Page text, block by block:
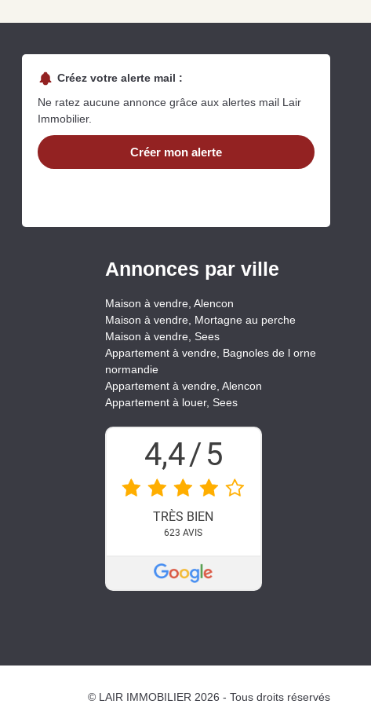
Créez votre alerte mail :
Ne ratez aucune annonce grâce aux alertes mail Lair
Immobilier.
Créer mon alerte
Annonces par ville
Maison à vendre, Alencon
Maison à vendre, Mortagne au perche
Maison à vendre, Sees
Appartement à vendre, Bagnoles de l orne
normandie
Appartement à vendre, Alencon
Appartement à louer, Sees
4,4/5
TRÈS BIEN
623 AVIS
© LAIR IMMOBILIER 2026 - Tous droits réservés